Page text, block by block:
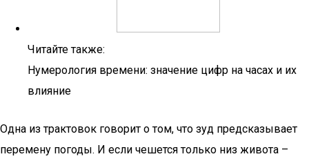
Читайте также:
Нумерология времени: значение цифр на часах и их
влияние
Одна из трактовок говорит о том, что зуд предсказывает
перемену погоды. И если чешется только низ живота –